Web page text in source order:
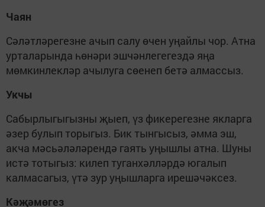
Чаян
Сәләтләрегезне ачып салу өчен уңайлы чор. Атна
урталарында һөнәри эшчәнлегегездә яңа
мөмкинлекләр ачылуга сөенеп бетә алмассыз.
Укчы
Сабырлыгыгызны җыеп, үз фикерегезне якларга
әзер булып торыгыз. Бик тынгысыз, әмма эш,
акча мәсьәләләрендә гаять уңышлы атна. Шуны
истә тотыгыз: килеп туганхәлләрдә югалып
калмасагыз, үтә зур уңышларга ирешәчәксез.
Кәҗәмөгез